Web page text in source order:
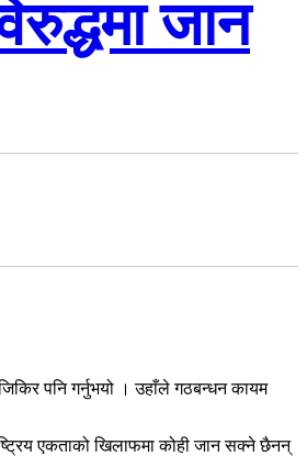
जान
पनि गर्नुभयो । उहाँले गठबन्धन कायम
एकताको खिलाफमा कोही जान सक्ने छैनन्